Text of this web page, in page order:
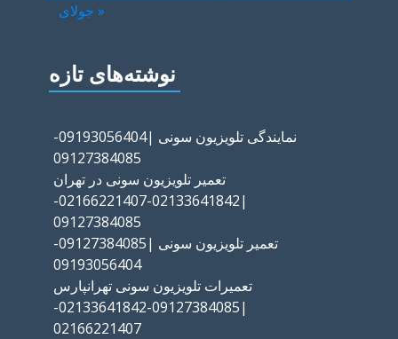
« جولای
نوشته‌های تازه
نمایندگی تلویزیون سونی |09193056404-
09127384085
تعمیر تلویزیون سونی در تهران
|02133641842-02166221407-
09127384085
تعمیر تلویزیون سونی |09127384085-
09193056404
تعمیرات تلویزیون سونی تهرانپارس
|09127384085-02133641842-
02166221407